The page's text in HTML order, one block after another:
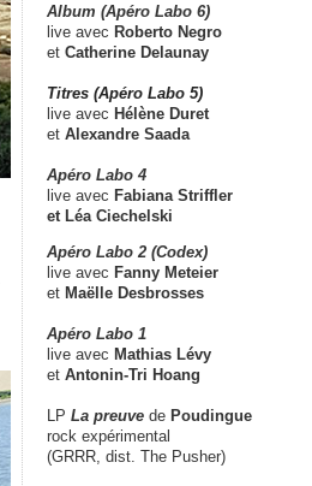
Album (Apéro Labo 6)
live avec Roberto Negro
et Catherine Delaunay
Titres (Apéro Labo 5)
live avec Hélène Duret
et Alexandre Saada
Apéro Labo 4
live avec Fabiana Striffler
et Léa Ciechelski
Apéro Labo 2 (Codex)
live avec Fanny Meteier
et Maëlle Desbrosses
Apéro Labo 1
live avec Mathias Lévy
et Antonin-Tri Hoang
LP La preuve de Poudingue
rock expérimental
(GRRR, dist. The Pusher)